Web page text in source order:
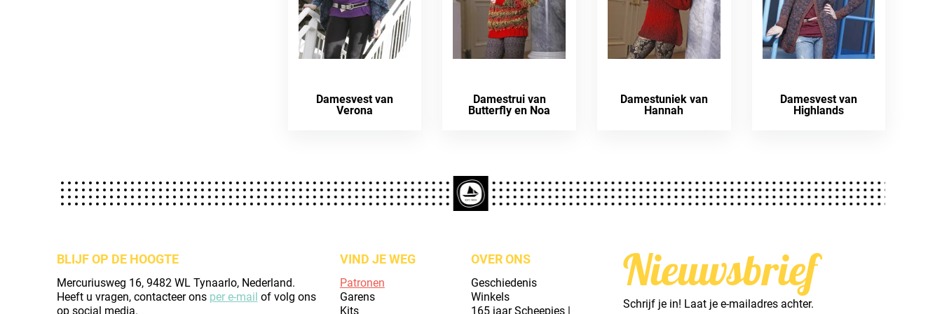
Damesvest van
Verona
Damestrui van
Butterfly en Noa
Damestuniek van
Hannah
Damesvest van
Highlands
BLIJF OP DE HOOGTE
Mercuriusweg 16, 9482 WL Tynaarlo, Nederland.
Heeft u vragen, contacteer ons per e-mail of volg ons
op social media.
VIND JE WEG
Patronen
Garens
Kits
OVER ONS
Geschiedenis
Winkels
165 jaar Scheepjes |
Nieuwsbrief
Schrijf je in! Laat je e-mailadres achter.